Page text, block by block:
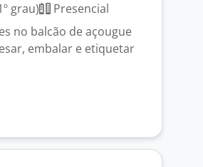
grau)
Presencial
no balcão de açougue
embalar e etiquetar